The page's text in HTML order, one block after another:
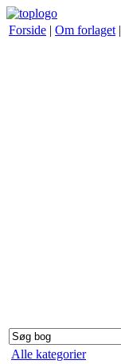
Forside | Om forlaget |
Alle kategorier